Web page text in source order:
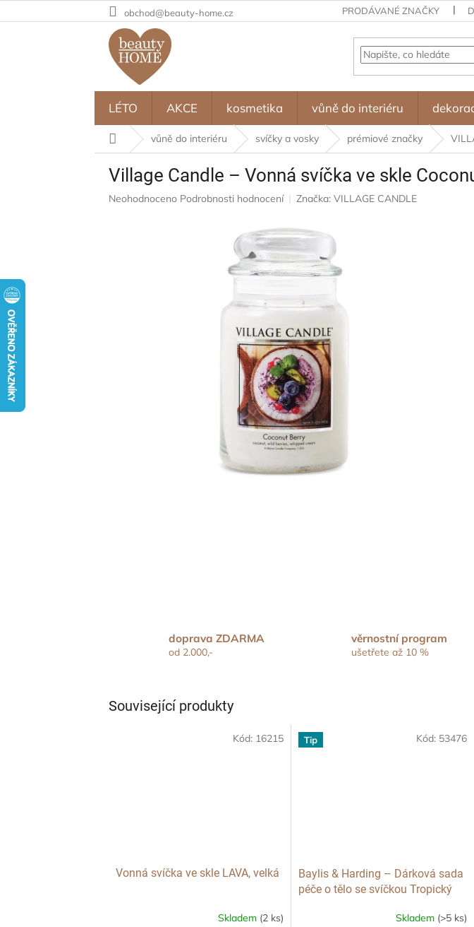
na
obchod@beauty-home.cz PRODÁVANÉ ZNAČKY
LÉTO AKCE kosmetika vůně do interiéru
Domů vůně do interiéru svíčky a vosky prémiové značky
Village Candle – Vonná svíčka ve skle
Průměrné
Neohodnoceno Podrobnosti hodnocení Značka:VILLAGE CANDLE
doprava ZDARMA
od 2.000,-
věrnostní program
ušetřete až 10 %
Související produkty
Vonná svíčka ve skle LAVA, velká
Skladem (2 ks)
Kód: 16215 Tip
Baylis & Harding – Dárková sada
péče o tělo se svíčkou Tropický
Skladem (>5 ks)
Kód: 53476